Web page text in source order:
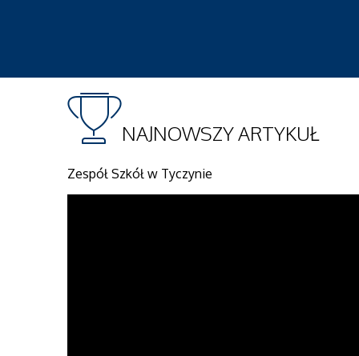
NAJNOWSZYARTYKUŁ
Zespół Szkół w Tyczynie